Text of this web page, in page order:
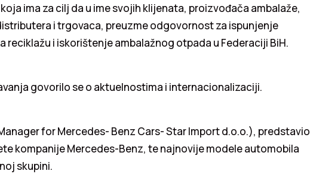
ima za cilj da u ime svojih klijenata, proizvođača ambalaže,
i trgovaca, preuzme odgovornost za ispunjenje
reciklažu i iskorištenje ambalažnog otpada u Federaciji BiH.
govorilo se o aktuelnostima i internacionalizaciji.
for Mercedes- Benz Cars- Star Import d.o.o.), predstavio
kompanije Mercedes-Benz, te najnovije modele automobila
skupini.